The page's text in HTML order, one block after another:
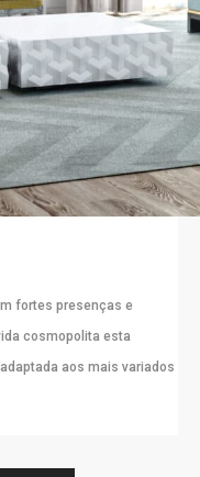
fortes presenças e
cosmopolita esta
aos mais variados